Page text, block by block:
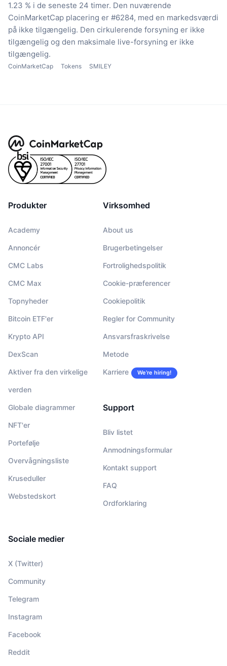
1.23 % i de seneste 24 timer. Den nuværende
CoinMarketCap placering er #6284, med en markedsværdi
på ikke tilgængelig. Den cirkulerende forsyning er ikke
tilgængelig og den maksimale live-forsyning er ikke
tilgængelig.
CoinMarketCap Tokens SMILEY
Produkter
Academy
Annoncér
CMC Labs
CMC Max
Topnyheder
Bitcoin ETF'er
Krypto API
DexScan
Aktiver fra den virkelige
verden
Globale diagrammer
NFT'er
Portefølje
Overvågningsliste
Kruseduller
Webstedskort
Virksomhed
About us
Brugerbetingelser
Fortrolighedspolitik
Cookie-præferencer
Cookiepolitik
Regler for Community
Ansvarsfraskrivelse
Metode
Karriere We’re hiring!
Support
Bliv listet
Anmodningsformular
Kontakt support
FAQ
Ordforklaring
Sociale medier
X (Twitter)
Community
Telegram
Instagram
Facebook
Reddit